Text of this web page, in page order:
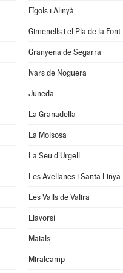
Fígols i Alinyà
Gimenells i el Pla de la Font
Granyena de Segarra
Ivars de Noguera
Juneda
La Granadella
La Molsosa
La Seu d'Urgell
Les Avellanes i Santa Linya
Les Valls de Valira
Llavorsí
Maials
Miralcamp